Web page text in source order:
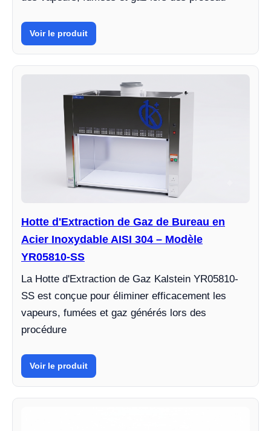
Voir le produit
Hotte d'Extraction de Gaz de Bureau en
Acier Inoxydable AISI 304 – Modèle
YR05810-SS
La Hotte d'Extraction de Gaz Kalstein YR05810-
SS est conçue pour éliminer efficacement les
vapeurs, fumées et gaz générés lors des
procédure
Voir le produit